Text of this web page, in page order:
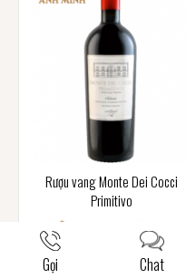
Rượu vang Monte Dei Cocci
Primitivo
Gọi Chat